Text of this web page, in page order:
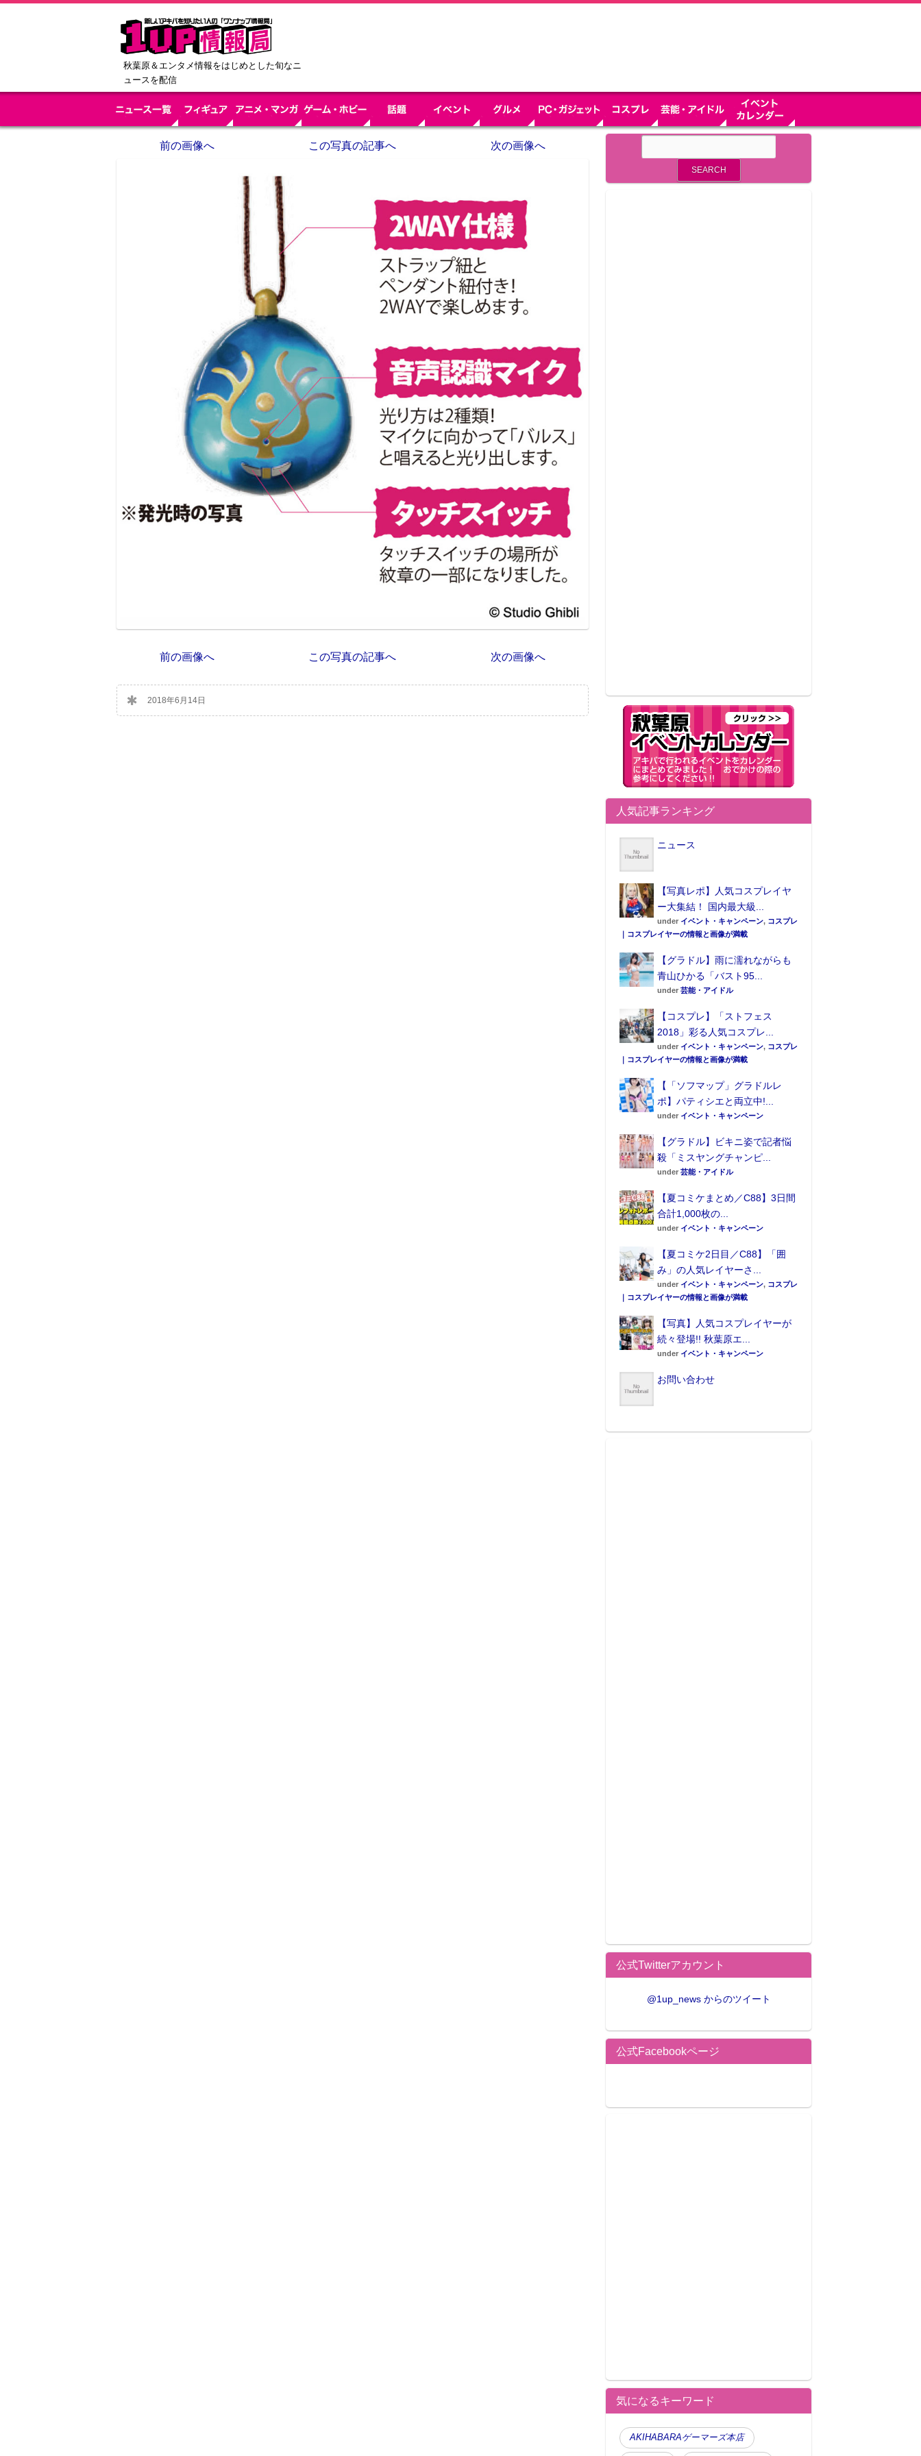
秋葉原＆エンタメ情報をはじめとした旬なニ
ュースを配信
前の画像へ この写真の記事へ 次の画像へ
前の画像へ この写真の記事へ 次の画像へ
2018年6月14日
人気記事ランキング
ニュース
【写真レポ】人気コスプレイヤ
ー大集結！ 国内最大級...
under イベント・キャンペーン, コスプレ
｜コスプレイヤーの情報と画像が満載
【グラドル】雨に濡れながらも
青山ひかる「バスト95...
under 芸能・アイドル
【コスプレ】「ストフェス
2018」彩る人気コスプレ...
under イベント・キャンペーン, コスプレ
｜コスプレイヤーの情報と画像が満載
【「ソフマップ」グラドルレ
ポ】パティシエと両立中!...
under イベント・キャンペーン
【グラドル】ビキニ姿で記者悩
殺「ミスヤングチャンピ...
under 芸能・アイドル
【夏コミケまとめ／C88】3日間
合計1,000枚の...
under イベント・キャンペーン
【夏コミケ2日目／C88】「囲
み」の人気レイヤーさ...
under イベント・キャンペーン, コスプレ
｜コスプレイヤーの情報と画像が満載
【写真】人気コスプレイヤーが
続々登場!! 秋葉原エ...
under イベント・キャンペーン
お問い合わせ
公式Twitterアカウント
@1up_news からのツイート
公式Facebookページ
気になるキーワード
AKIHABARAゲーマーズ本店